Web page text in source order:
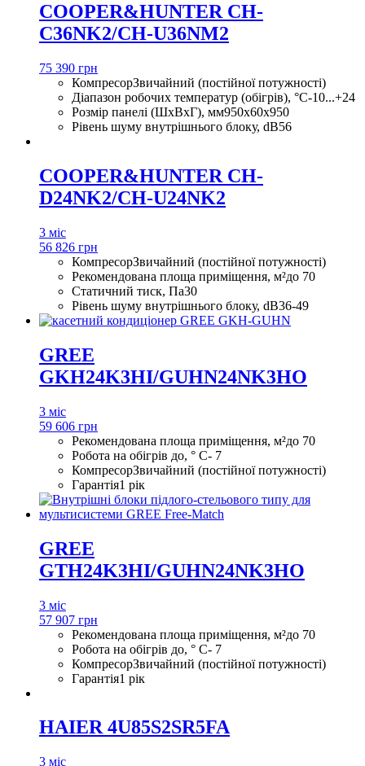
COOPER&HUNTER CH-
C36NK2/CH-U36NM2
75 390 грн
КомпресорЗвичайний (постійної потужності)
Діапазон робочих температур (обігрів), °С-10...+24
Розмір панелі (ШхВхГ), мм950x60x950
Рівень шуму внутрішнього блоку, dB56
COOPER&HUNTER CH-
D24NK2/CH-U24NK2
3 міс
56 826 грн
КомпресорЗвичайний (постійної потужності)
Рекомендована площа приміщення, м²до 70
Статичний тиск, Па30
Рівень шуму внутрішнього блоку, dB36-49
GREE
GKH24K3HI/GUHN24NK3HO
3 міс
59 606 грн
Рекомендована площа приміщення, м²до 70
Робота на обігрів до, ° С- 7
КомпресорЗвичайний (постійної потужності)
Гарантія1 рік
GREE
GTH24K3HI/GUHN24NK3HO
3 міс
57 907 грн
Рекомендована площа приміщення, м²до 70
Робота на обігрів до, ° С- 7
КомпресорЗвичайний (постійної потужності)
Гарантія1 рік
HAIER 4U85S2SR5FA
3 міс